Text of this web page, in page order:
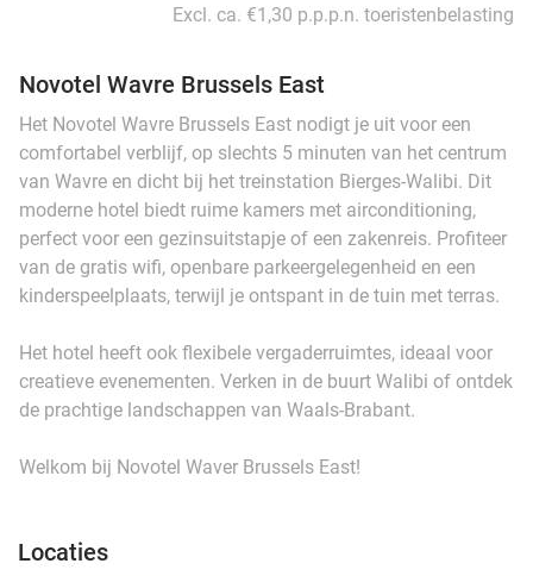
Excl. ca. €1,30 p.p.p.n. toeristenbelasting
Novotel Wavre Brussels East
Het Novotel Wavre Brussels East nodigt je uit voor een
comfortabel verblijf, op slechts 5 minuten van het centrum
van Wavre en dicht bij het treinstation Bierges-Walibi. Dit
moderne hotel biedt ruime kamers met airconditioning,
perfect voor een gezinsuitstapje of een zakenreis. Profiteer
van de gratis wifi, openbare parkeergelegenheid en een
kinderspeelplaats, terwijl je ontspant in de tuin met terras.
Het hotel heeft ook flexibele vergaderruimtes, ideaal voor
creatieve evenementen. Verken in de buurt Walibi of ontdek
de prachtige landschappen van Waals-Brabant.
Welkom bij Novotel Waver Brussels East!
Locaties